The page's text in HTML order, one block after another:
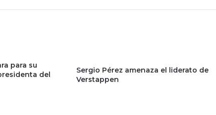
para su
del
Sergio Pérez amenaza el liderato de
Verstappen